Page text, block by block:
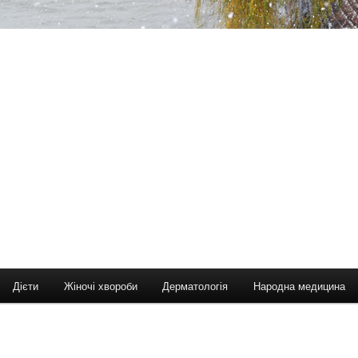
Дієти Жіночі хвороби Дерматологія Народна медицина